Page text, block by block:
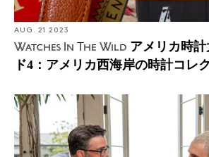
AUG. 21 2023
Watches In The Wild アメリカ時
ド4：アメリカ西海岸の時計コレ